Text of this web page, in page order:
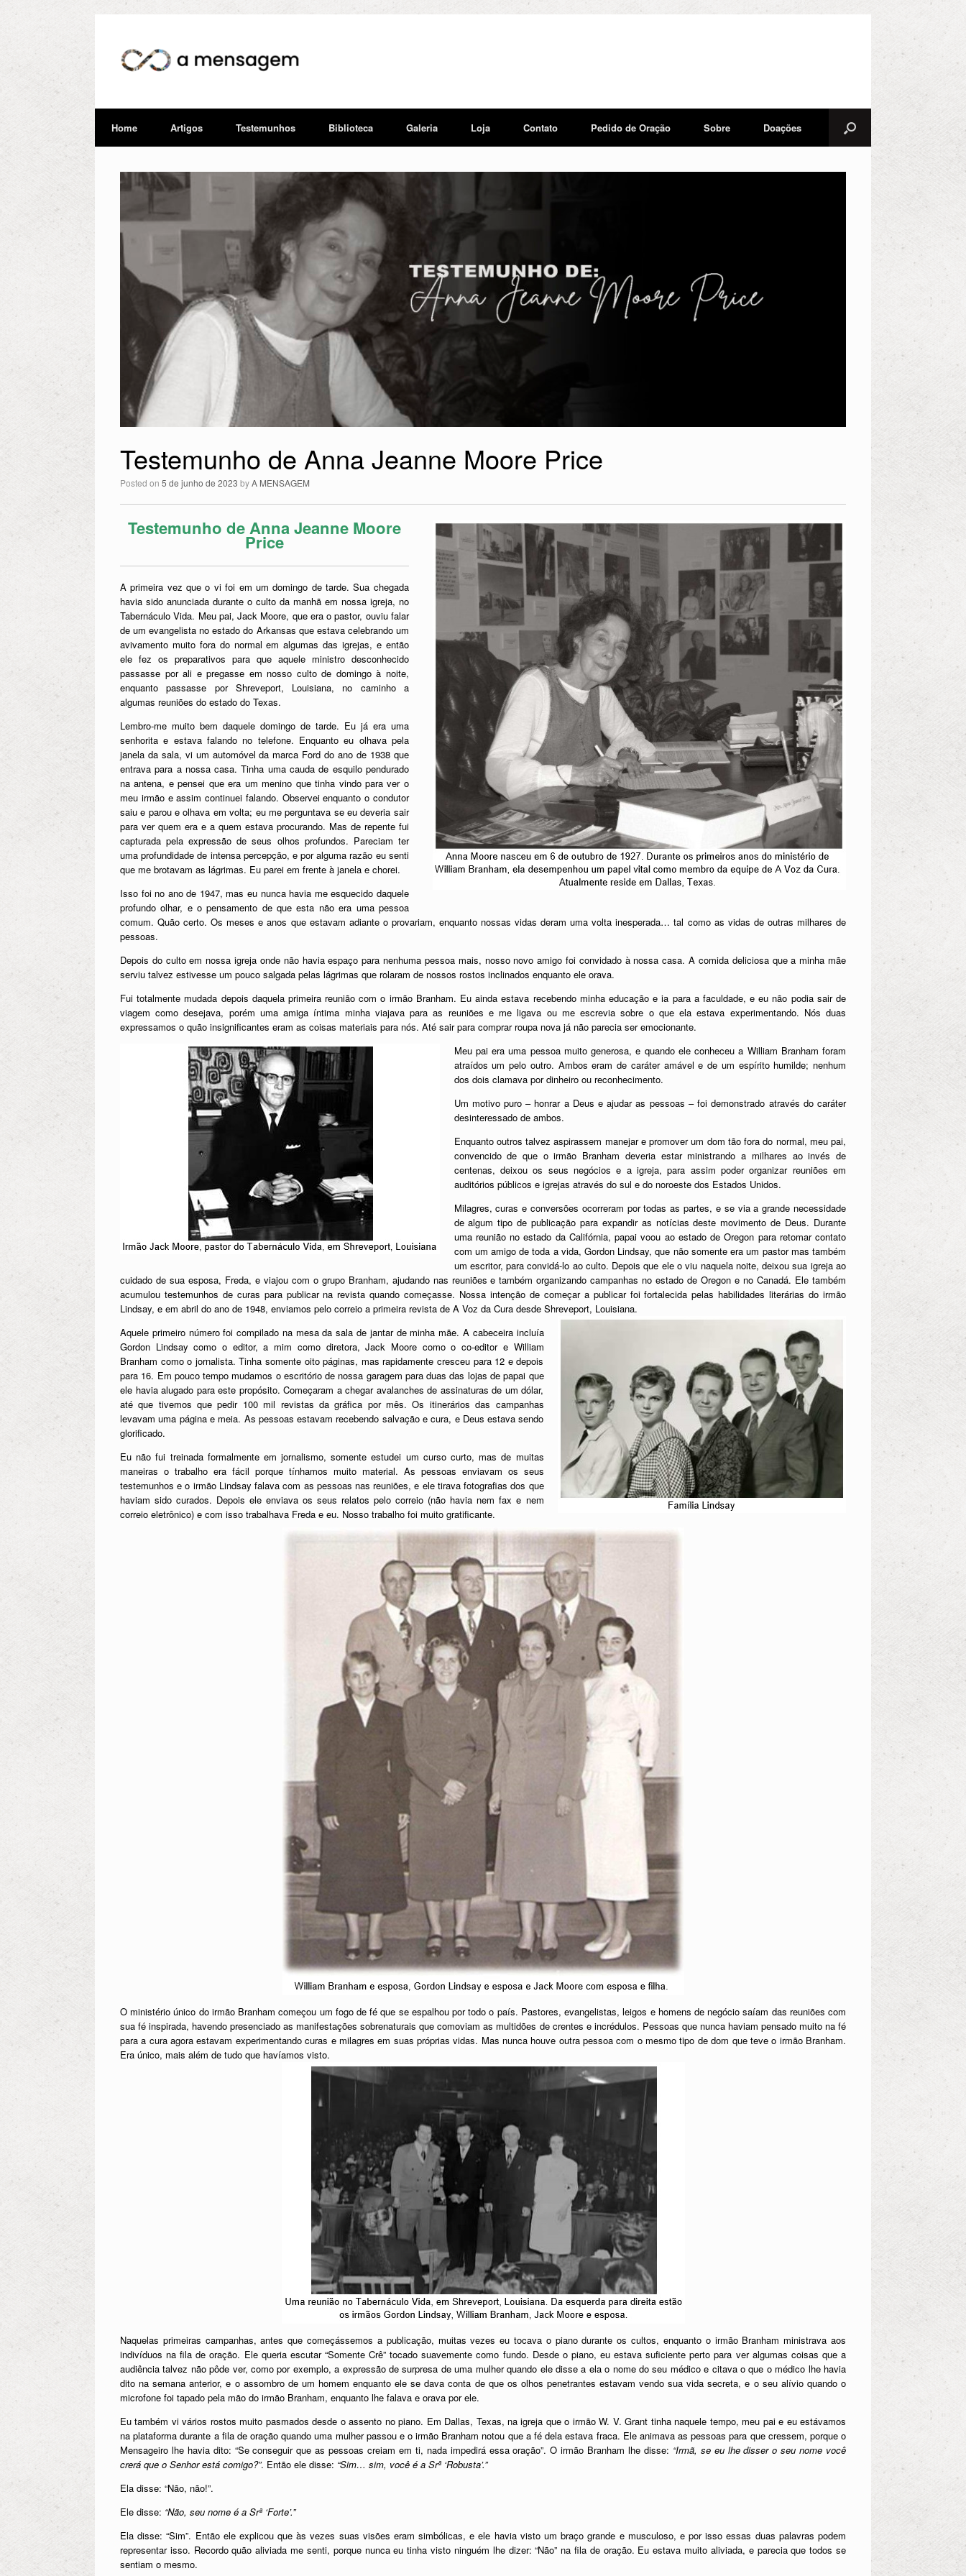
Home Artigos Testemunhos Biblioteca Galeria Loja Contato Pedido de Oração Sobre Doações
Testemunho de Anna Jeanne Moore Price
Posted on 5 de junho de 2023 byA MENSAGEM
Testemunho de Anna Jeanne Moore
Price
A primeira vez que o vi foi em um domingo de tarde. Sua chegada
havia sido anunciada durante o culto da manhã em nossa igreja, no
Tabernáculo Vida. Meu pai, Jack Moore, que era o pastor, ouviu falar
de um evangelista no estado do Arkansas que estava celebrando um
avivamento muito fora do normal em algumas das igrejas, e então
ele fez os preparativos para que aquele ministro desconhecido
passasse por ali e pregasse em nosso culto de domingo à noite,
enquanto passasse por Shreveport, Louisiana, no caminho a
algumas reuniões do estado do Texas.
Lembro-me muito bem daquele domingo de tarde. Eu já era uma
senhorita e estava falando no telefone. Enquanto eu olhava pela
janela da sala, vi um automóvel da marca Ford do ano de 1938 que
entrava para a nossa casa. Tinha uma cauda de esquilo pendurado
na antena, e pensei que era um menino que tinha vindo para ver o
meu irmão e assim continuei falando. Observei enquanto o condutor
saiu e parou e olhava em volta; eu me perguntava se eu deveria sair
para ver quem era e a quem estava procurando. Mas de repente fui
capturada pela expressão de seus olhos profundos. Pareciam ter
uma profundidade de intensa percepção, e por alguma razão eu senti
que me brotavam as lágrimas. Eu parei em frente à janela e chorei.
Isso foi no ano de 1947, mas eu nunca havia me esquecido daquele
profundo olhar, e o pensamento de que esta não era uma pessoa
comum. Quão certo. Os meses e anos que estavam adiante o provariam, enquanto nossas vidas deram uma volta inesperada… tal como as vidas de outras milhares de
pessoas.
Depois do culto em nossa igreja onde não havia espaço para nenhuma pessoa mais, nosso novo amigo foi convidado à nossa casa. A comida deliciosa que a minha mãe
serviu talvez estivesse um pouco salgada pelas lágrimas que rolaram de nossos rostos inclinados enquanto ele orava.
Fui totalmente mudada depois daquela primeira reunião com o irmão Branham. Eu ainda estava recebendo minha educação e ia para a faculdade, e eu não podia sair de
viagem como desejava, porém uma amiga íntima minha viajava para as reuniões e me ligava ou me escrevia sobre o que ela estava experimentando. Nós duas
expressamos o quão insignificantes eram as coisas materiais para nós. Até sair para comprar roupa nova já não parecia ser emocionante.
Meu pai era uma pessoa muito generosa, e quando ele conheceu a William Branham foram
atraídos um pelo outro. Ambos eram de caráter amável e de um espírito humilde; nenhum
dos dois clamava por dinheiro ou reconhecimento.
Um motivo puro – honrar a Deus e ajudar as pessoas – foi demonstrado através do caráter
desinteressado de ambos.
Enquanto outros talvez aspirassem manejar e promover um dom tão fora do normal, meu pai,
convencido de que o irmão Branham deveria estar ministrando a milhares ao invés de
centenas, deixou os seus negócios e a igreja, para assim poder organizar reuniões em
auditórios públicos e igrejas através do sul e do noroeste dos Estados Unidos.
Milagres, curas e conversões ocorreram por todas as partes, e se via a grande necessidade
de algum tipo de publicação para expandir as notícias deste movimento de Deus. Durante
uma reunião no estado da Califórnia, papai voou ao estado de Oregon para retomar contato
com um amigo de toda a vida, Gordon Lindsay, que não somente era um pastor mas também
um escritor, para convidá-lo ao culto. Depois que ele o viu naquela noite, deixou sua igreja ao
cuidado de sua esposa, Freda, e viajou com o grupo Branham, ajudando nas reuniões e também organizando campanhas no estado de Oregon e no Canadá. Ele também
acumulou testemunhos de curas para publicar na revista quando começasse. Nossa intenção de começar a publicar foi fortalecida pelas habilidades literárias do irmão
Lindsay, e em abril do ano de 1948, enviamos pelo correio a primeira revista de A Voz da Cura desde Shreveport, Louisiana.
Aquele primeiro número foi compilado na mesa da sala de jantar de minha mãe. A cabeceira incluía
Gordon Lindsay como o editor, a mim como diretora, Jack Moore como o co-editor e William
Branham como o jornalista. Tinha somente oito páginas, mas rapidamente cresceu para 12 e depois
para 16. Em pouco tempo mudamos o escritório de nossa garagem para duas das lojas de papai que
ele havia alugado para este propósito. Começaram a chegar avalanches de assinaturas de um dólar,
até que tivemos que pedir 100 mil revistas da gráfica por mês. Os itinerários das campanhas
levavam uma página e meia. As pessoas estavam recebendo salvação e cura, e Deus estava sendo
glorificado.
Eu não fui treinada formalmente em jornalismo, somente estudei um curso curto, mas de muitas
maneiras o trabalho era fácil porque tínhamos muito material. As pessoas enviavam os seus
testemunhos e o irmão Lindsay falava com as pessoas nas reuniões, e ele tirava fotografias dos que
haviam sido curados. Depois ele enviava os seus relatos pelo correio (não havia nem fax e nem
correio eletrônico) e com isso trabalhava Freda e eu. Nosso trabalho foi muito gratificante.
O ministério único do irmão Branham começou um fogo de fé que se espalhou por todo o país. Pastores, evangelistas, leigos e homens de negócio saíam das reuniões com
sua fé inspirada, havendo presenciado as manifestações sobrenaturais que comoviam as multidões de crentes e incrédulos. Pessoas que nunca haviam pensado muito na fé
para a cura agora estavam experimentando curas e milagres em suas próprias vidas. Mas nunca houve outra pessoa com o mesmo tipo de dom que teve o irmão Branham.
Era único, mais além de tudo que havíamos visto.
Naquelas primeiras campanhas, antes que começássemos a publicação, muitas vezes eu tocava o piano durante os cultos, enquanto o irmão Branham ministrava aos
indivíduos na fila de oração. Ele queria escutar “Somente Crê” tocado suavemente como fundo. Desde o piano, eu estava suficiente perto para ver algumas coisas que a
audiência talvez não pôde ver, como por exemplo, a expressão de surpresa de uma mulher quando ele disse a ela o nome do seu médico e citava o que o médico lhe havia
dito na semana anterior, e o assombro de um homem enquanto ele se dava conta de que os olhos penetrantes estavam vendo sua vida secreta, e o seu alívio quando o
microfone foi tapado pela mão do irmão Branham, enquanto lhe falava e orava por ele.
Eu também vi vários rostos muito pasmados desde o assento no piano. Em Dallas, Texas, na igreja que o irmão W. V. Grant tinha naquele tempo, meu pai e eu estávamos
na plataforma durante a fila de oração quando uma mulher passou e o irmão Branham notou que a fé dela estava fraca. Ele animava as pessoas para que cressem, porque o
Mensageiro lhe havia dito: “Se conseguir que as pessoas creiam em ti, nada impedirá essa oração”. O irmão Branham lhe disse: “Irmã, se eu lhe disser o seu nome você
crerá que o Senhor está comigo?”. Então ele disse: “Sim… sim, você é a Srª ‘Robusta’.”
Ela disse: “Não, não!”.
Ele disse: “Não, seu nome é a Srª ‘Forte’.”
Ela disse: “Sim”. Então ele explicou que às vezes suas visões eram simbólicas, e ele havia visto um braço grande e musculoso, e por isso essas duas palavras podem
representar isso. Recordo quão aliviada me senti, porque nunca eu tinha visto ninguém lhe dizer: “Não” na fila de oração. Eu estava muito aliviada, e parecia que todos se
sentiam o mesmo.